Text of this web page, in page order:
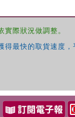
際狀況做調整。
最快的取貨速度，